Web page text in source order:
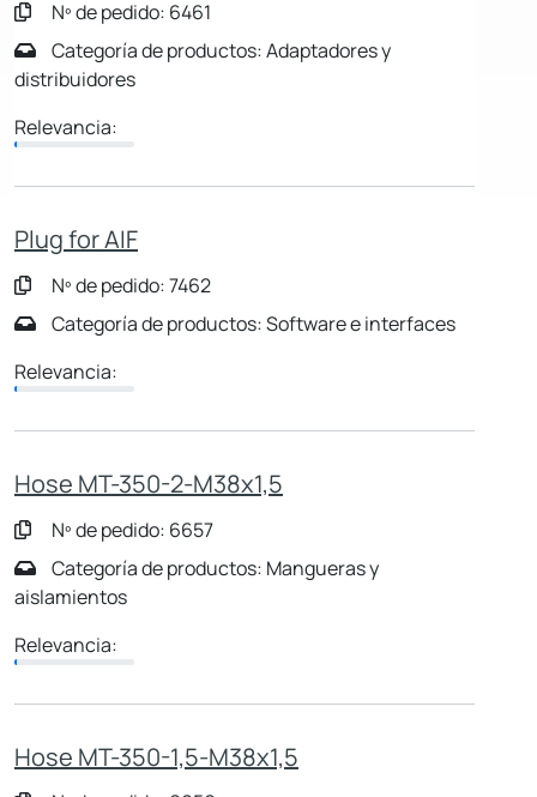
Nº de pedido: 6461
Categoría de productos: Adaptadores y
distribuidores
Relevancia:
Plug for AIF
Nº de pedido: 7462
Categoría de productos: Software e interfaces
Relevancia:
Hose MT-350-2-M38x1,5
Nº de pedido: 6657
Categoría de productos: Mangueras y
aislamientos
Relevancia:
Hose MT-350-1,5-M38x1,5